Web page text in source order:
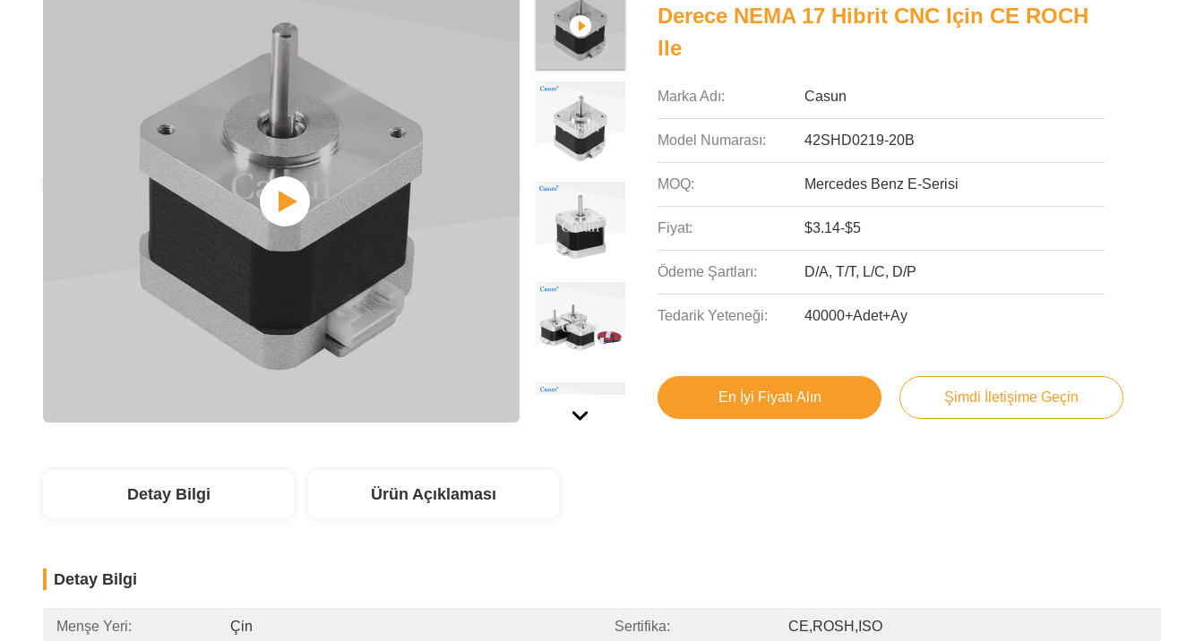
Derece NEMA 17 Hibrit CNC Için CE ROCH
Ile
Marka Adı: Casun
Model Numarası: 42SHD0219-20B
MOQ: Mercedes Benz E-Serisi
Fiyat: $3.14-$5
Ödeme Şartları: D/A, T/T, L/C, D/P
Tedarik Yeteneği: 40000+Adet+Ay
En İyi Fiyatı Alın Şimdi İletişime Geçin
Detay Bilgi Ürün Açıklaması
Detay Bilgi
Menşe Yeri: Çin Sertifika: CE,ROSH,ISO